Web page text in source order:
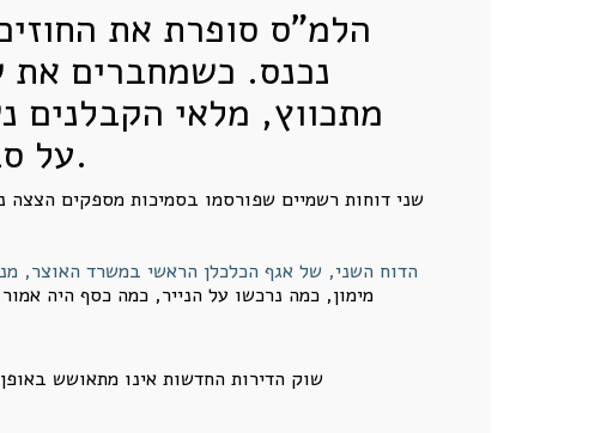
הלמ"ס סופרת את
נכנס. כשמחברים את
מתכווץ, מלאי הקבלנים
על סבסוד, הטבות מימון, דחיית תשלומים ומכירות מרוכזות.
שני דוחות רשמיים שפורסמו בסמיכות מספקים
הדוח השני, של אגף הכלכלן הראשי במשרד האוצר, מנתח את
מימון, כמה נרכשו על הנייר, כמה כסף היה
שוק הדירות החדשות אינו מתאושש